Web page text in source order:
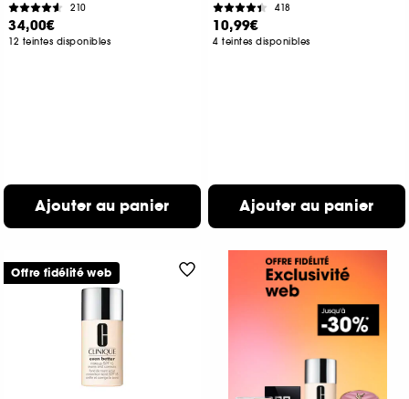
210
34,00€
12 teintes disponibles
Ajouter au panier
418
10,99€
4 teintes disponibles
Ajouter au panier
Offre fidélité web